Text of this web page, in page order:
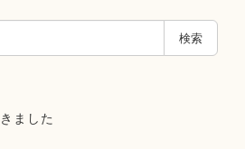
検索
ました